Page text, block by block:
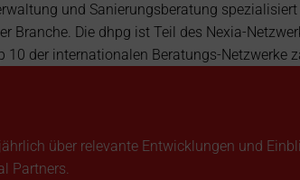
und Sanierungsberatung
Branche. Die dhpg ist Teil des Nexia-
10 der internationalen Beratungs-Netzwerke
über relevante Entwicklungen und
Partners.